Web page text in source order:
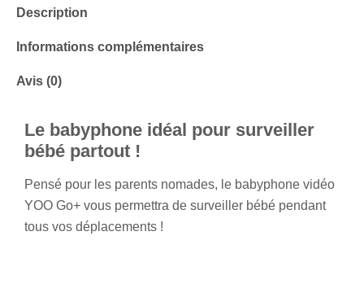
Description
Informations complémentaires
Avis (0)
Le babyphone idéal pour surveiller
bébé partout !
Pensé pour les parents nomades, le babyphone vidéo
YOO Go+ vous permettra de surveiller bébé pendant
tous vos déplacements !